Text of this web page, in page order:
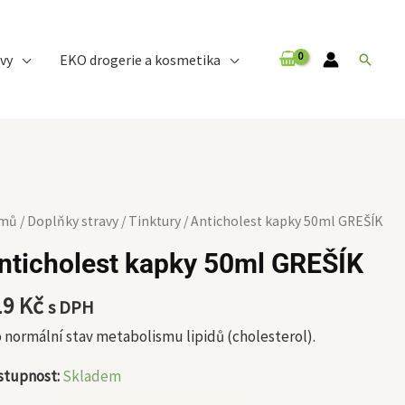
EKO drogerie a kosmetika Hledat
/ Doplňky stravy/ Tinktury/ Anticholest kapky 50ml GREŠÍK
kapky 50ml GREŠÍK
Kčs DPH
normální stav metabolismu lipidů (cholesterol).
Skladem